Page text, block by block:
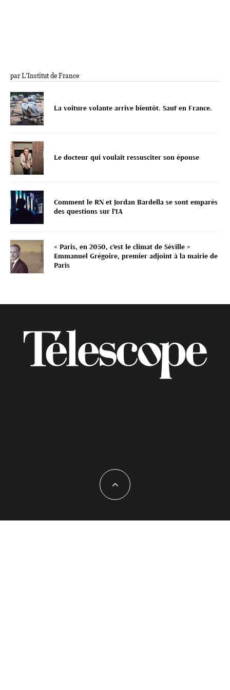
par L'Institut de France
La voiture volante arrive bientôt. Sauf en France.
Le docteur qui voulait ressusciter son épouse
Comment le RN et Jordan Bardella se sont emparés
des questions sur l’IA
« Paris, en 2050, c’est le climat de Séville »
Emmanuel Grégoire, premier adjoint à la mairie de
Paris